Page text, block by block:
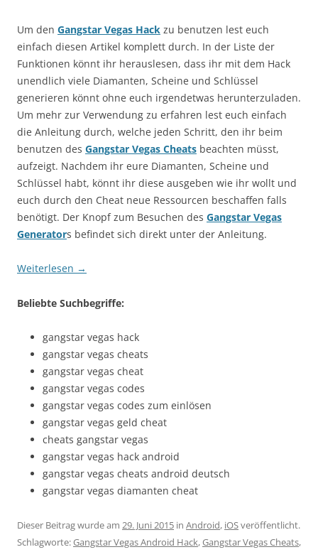
Um den Gangstar Vegas Hack zu benutzen lest euch
einfach diesen Artikel komplett durch. In der Liste der
Funktionen könnt ihr herauslesen, dass ihr mit dem Hack
unendlich viele Diamanten, Scheine und Schlüssel
generieren könnt ohne euch irgendetwas herunterzuladen.
Um mehr zur Verwendung zu erfahren lest euch einfach
die Anleitung durch, welche jeden Schritt, den ihr beim
benutzen des Gangstar Vegas Cheats beachten müsst,
aufzeigt. Nachdem ihr eure Diamanten, Scheine und
Schlüssel habt, könnt ihr diese ausgeben wie ihr wollt und
euch durch den Cheat neue Ressourcen beschaffen falls
benötigt. Der Knopf zum Besuchen des Gangstar Vegas
Generators befindet sich direkt unter der Anleitung.
Weiterlesen →
Beliebte Suchbegriffe:
gangstar vegas hack
gangstar vegas cheats
gangstar vegas cheat
gangstar vegas codes
gangstar vegas codes zum einlösen
gangstar vegas geld cheat
cheats gangstar vegas
gangstar vegas hack android
gangstar vegas cheats android deutsch
gangstar vegas diamanten cheat
Dieser Beitrag wurde am 29. Juni 2015 in Android, iOSveröffentlicht.
Schlagworte:Gangstar Vegas Android Hack,Gangstar Vegas Cheats,